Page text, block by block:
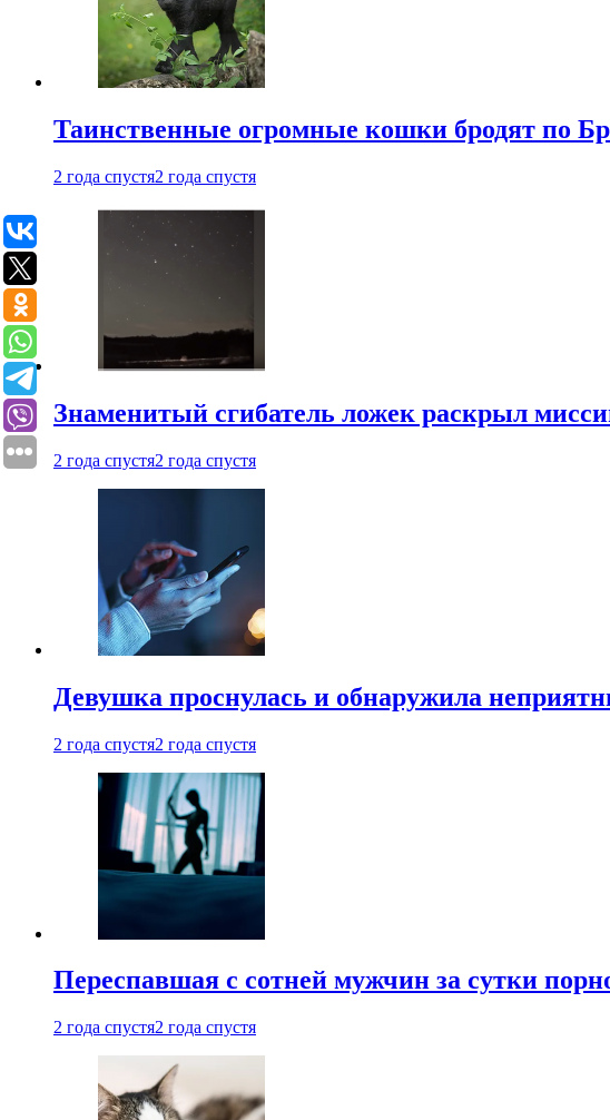
Таинственные огромные кошки бродят по
2 года спустя2 года спустя
Знаменитый сгибатель ложек раскрыл
2 года спустя2 года спустя
Девушка проснулась и обнаружила
2 года спустя2 года спустя
Переспавшая с сотней мужчин за сутки
2 года спустя2 года спустя